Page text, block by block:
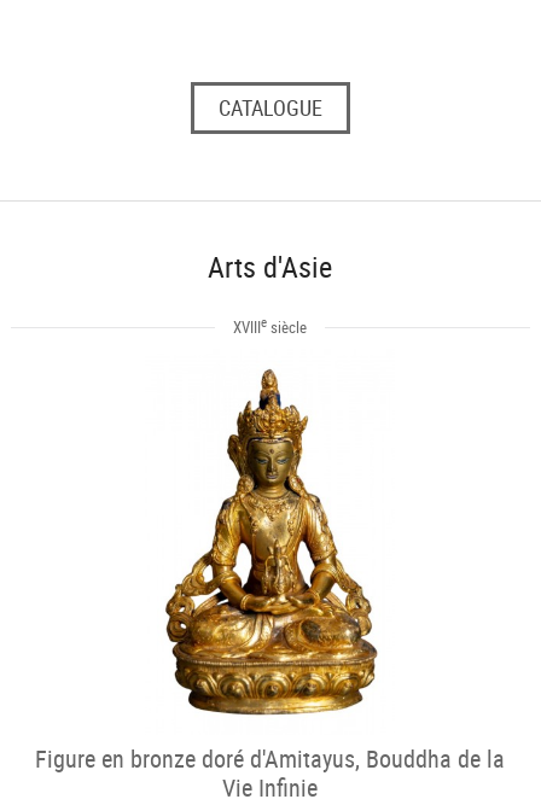
CATALOGUE
Arts d'Asie
XVIIIe siècle
Figure en bronze doré d'Amitayus, Bouddha de la
Vie Infinie